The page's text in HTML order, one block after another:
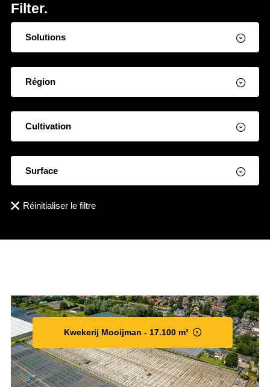
Filter.
Solutions
Région
Cultivation
Surface
Réinitialiser le filtre
Kwekerij Mooijman - 17.100 m²